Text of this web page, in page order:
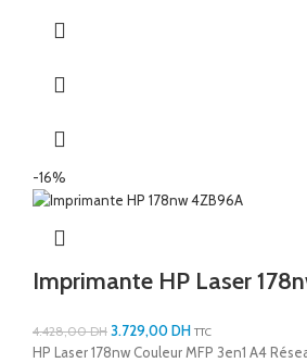
-16%
Imprimante HP Laser
4.428,00DH 3.729,00DH TTC
HP Laser 178nw Couleur MFP 3en1 A4